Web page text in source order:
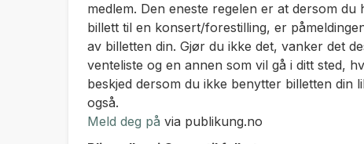
medlem. Den eneste regelen er at dersom
billett til en konsert/forestilling, er
av billetten din. Gjør du ikke det, vanker det
venteliste og en annen som vil gå i ditt sted,
beskjed dersom du ikke benytter billetten din
også.
Meld deg på via publikung.no